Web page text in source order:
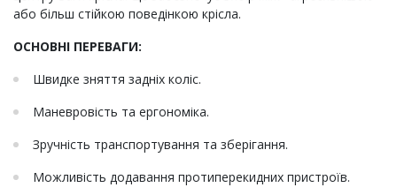
або більш стійкою поведінкою крісла.
ОСНОВНІ ПЕРЕВАГИ:
Швидке зняття задніх коліс.
Маневровість та ергономіка.
Зручність транспортування та зберігання.
Можливість додавання протиперекидних пристроїв.